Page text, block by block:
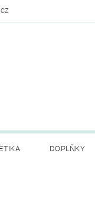
DOPLŇKY